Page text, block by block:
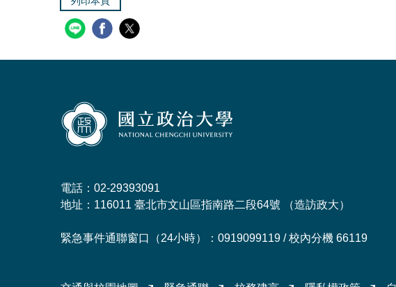
電話：02-29393091
地址：116011 臺北市文山區指南路二段64號 （造訪政大）
緊急事件通聯窗口（24小時）：0919099119 / 校內分機 66119